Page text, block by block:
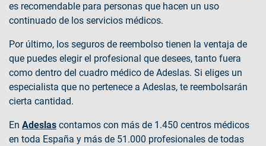
es recomendable para personas que hacen un uso
continuado de los servicios médicos.
Por último, los seguros de reembolso tienen la ventaja de
que puedes elegir el profesional que desees, tanto fuera
como dentro del cuadro médico de Adeslas. Si eliges un
especialista que no pertenece a Adeslas, te reembolsarán
cierta cantidad.
En Adeslas contamos con más de 1.450 centros médicos
en toda España y más de 51.000 profesionales de todas